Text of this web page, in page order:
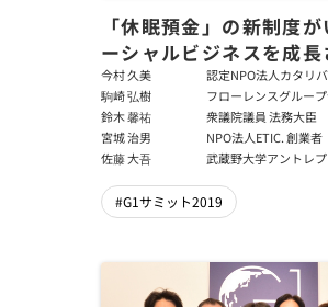
「休眠預金」の新制度
ーシャルビジネスを成
方～今村久美×駒崎弘
治男×佐藤大吾
今村 久美
認定NPO法人カタリ
駒崎 弘樹
フローレンスグルー
ンス会長
鈴木 馨祐
衆議院議員 法務大臣
宮城 治男
NPO法人ETIC. 創業者
佐藤 大吾
武蔵野大学アントレ
#G1サミット2019